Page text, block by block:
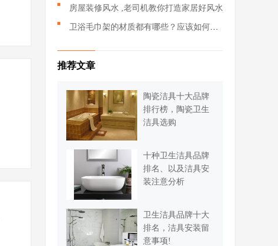
房屋装修风水 ,老司机教你打造家居好风水
卫浴毛巾架的材质都有哪些？应该如何挑选卫浴毛巾架？
推荐文章
陶瓷洁具十大品牌
排行榜，陶瓷卫生
洁具选购
十种卫生洁具品牌
排名、以及洁具安
装注意分析
卫生洁具品牌十大
排名，洁具安装留
意事项!